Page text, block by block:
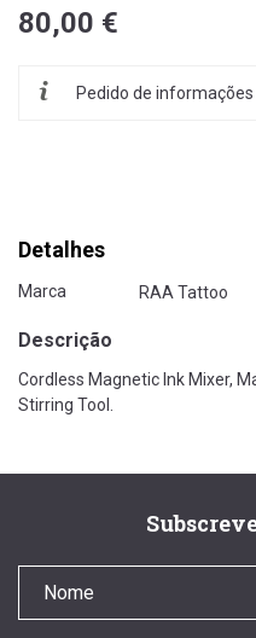
80,00 €
Pedido de informações
Detalhes
Marca RAA Tattoo
Descrição
Cordless Magnetic Ink Mixer,
Stirring Tool.